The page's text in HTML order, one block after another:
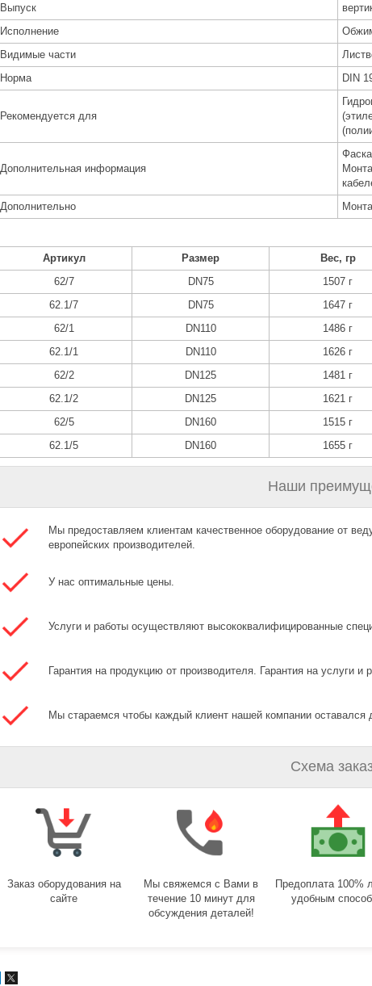
Выпуск
Исполнение
Видимые части
Норма
DIN
Рекомендуется для
Дополнительная информация
Дополнительно
Артикул Размер Вес, гр
62/7
DN75 1507 г
62.1/7
DN75 1647 г
62/1
DN110 1486 г
62.1/1
DN110 1626 г
62/2
DN125 1481 г
62.1/2
DN125 1621 г
62/5
DN160 1515 г
62.1/5
DN160 1655 г
Наши
Мы предоставляем клиентам качественное оборудование от
европейских производителей.
У нас оптимальные цены.
Услуги и работы осуществляют высококвалифицированные
Гарантия на продукцию от производителя. Гарантия на услуги и
Мы стараемся чтобы каждый клиент нашей компании оставался
Схема
Заказ оборудования на
сайте
Мы свяжемся с Вами в
течение 10 минут для
обсуждения деталей!
Предоплата 100%
удобным